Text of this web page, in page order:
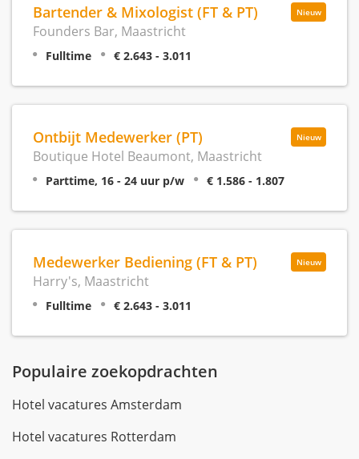
Nieuw
Bartender & Mixologist (FT & PT)
Founders Bar, Maastricht
Fulltime € 2.643 - 3.011
Nieuw
Ontbijt Medewerker (PT)
Boutique Hotel Beaumont, Maastricht
Parttime, 16 - 24 uur p/w € 1.586 - 1.807
Nieuw
Medewerker Bediening (FT & PT)
Harry's, Maastricht
Fulltime € 2.643 - 3.011
Populaire zoekopdrachten
Hotel vacatures Amsterdam
Hotel vacatures Rotterdam